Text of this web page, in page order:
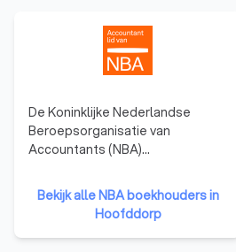
De Koninklijke Nederlandse
Beroepsorganisatie van
Accountants (NBA)
in Nederland en biedt hen
ondersteuning op het gebied van
opleiding en ontwikkeling. Een
accountant heeft een hogere
Bekijk alle NBA boekhouders in
Hoofddorp